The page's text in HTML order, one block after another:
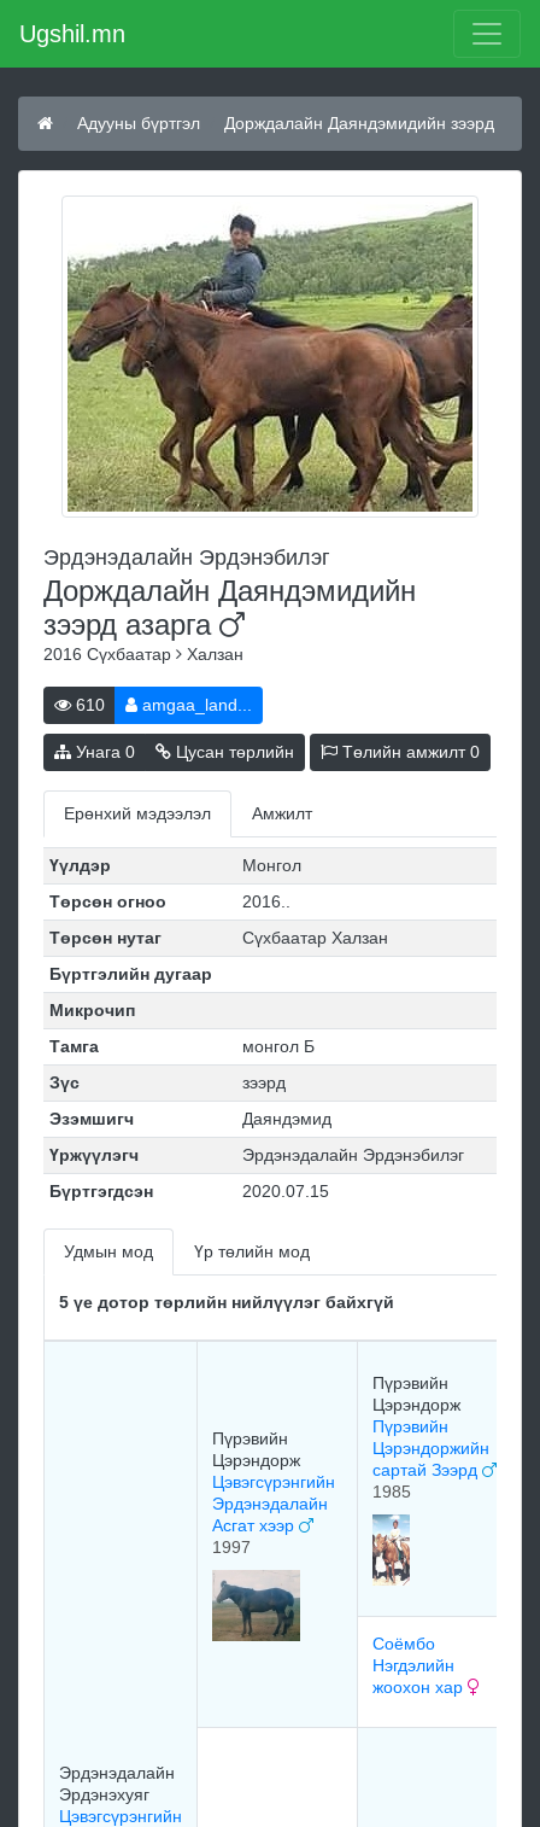
Ugshil.mn
Адууны бүртгэл Дорждалайн Даяндэмидийн зээрд
Эрдэнэдалайн Эрдэнэбилэг
Дорждалайн Даяндэмидийн
зээрд азарга
2016 Сүхбаатар Халзан
610 amgaa_land...
Унага 0 Цусан төрлийн Төлийн амжилт0
Ерөнхий мэдээлэл Амжилт
Үүлдэр
Монгол
Төрсөн огноо
2016..
Төрсөн нутаг
Сүхбаатар Халзан
Бүртгэлийн дугаар
Микрочип
Тамга
монгол Б
Зүс
зээрд
Эзэмшигч
Даяндэмид
Үржүүлэгч
Эрдэнэдалайн Эрдэнэбилэг
Бүртгэгдсэн
2020.07.15
Удмын мод Үр төлийн мод
5 үе дотор төрлийн нийлүүлэг байхгүй
Эрдэнэдалайн
Эрдэнэхуяг
Цэвэгсүрэнгийн
Пүрэвийн
Цэрэндорж
Цэвэгсүрэнгийн
Эрдэнэдалайн
Асгат хээр
1997
Пүрэвийн
Цэрэндорж
Пүрэвийн
Цэрэндоржийн
сартай Зээрд
1985
Соёмбо
Нэгдэлийн
жоохон хар